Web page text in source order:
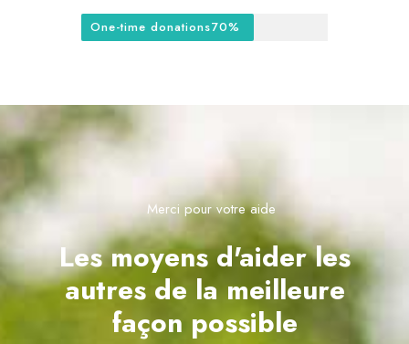
One-time donations70%
Merci pour votre aide
Les moyens d'aider les
autres de la meilleure
façon possible